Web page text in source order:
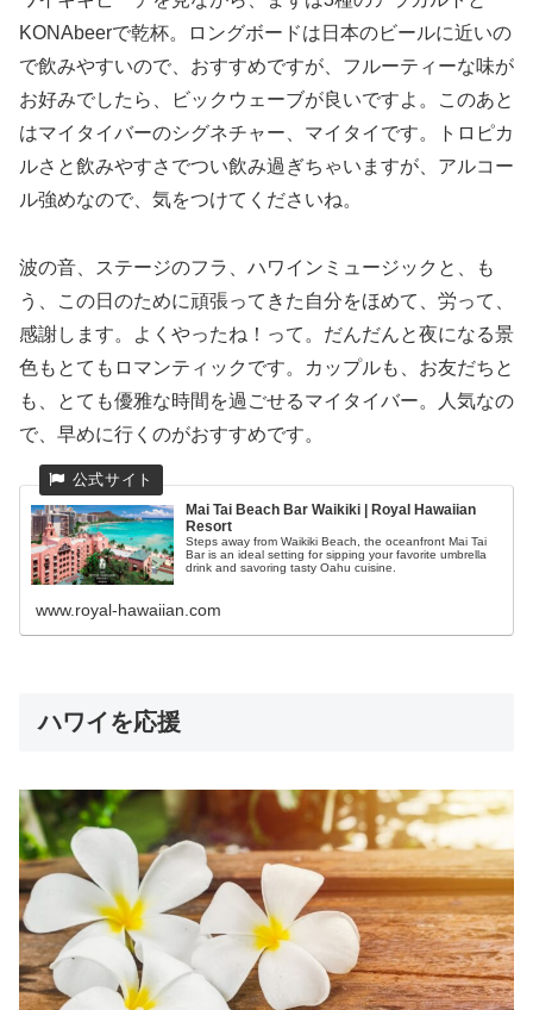
KONAbeerで乾杯。ロングボードは日本のビールに近いの
で飲みやすいので、おすすめですが、フルーティーな味が
お好みでしたら、ビックウェーブが良いですよ。このあと
はマイタイバーのシグネチャー、マイタイです。トロピカ
ルさと飲みやすさでつい飲み過ぎちゃいますが、アルコー
ル強めなので、気をつけてくださいね。
波の音、ステージのフラ、ハワインミュージックと、も
う、この日のために頑張ってきた自分をほめて、労って、
感謝します。よくやったね！って。だんだんと夜になる景
色もとてもロマンティックです。カップルも、お友だちと
も、とても優雅な時間を過ごせるマイタイバー。人気なの
で、早めに行くのがおすすめです。
Mai Tai Beach Bar Waikiki | Royal Hawaiian
Resort
Steps away from Waikiki Beach, the oceanfront Mai Tai
Bar is an ideal setting for sipping your favorite umbrella
drink and savoring tasty Oahu cuisine.
www.royal-hawaiian.com
ハワイを応援